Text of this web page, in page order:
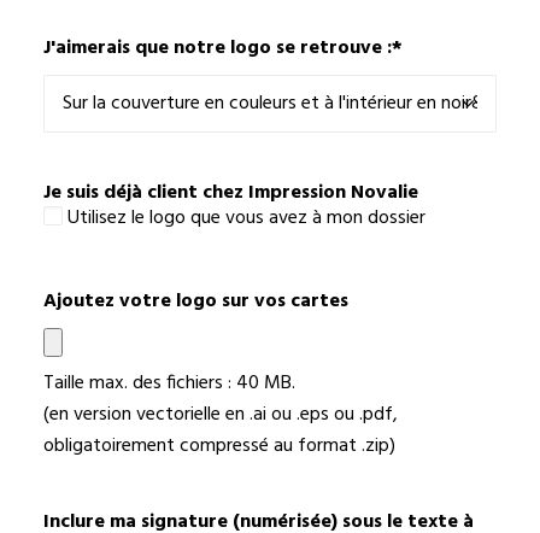
J'aimerais que notre logo se retrouve :*
Je suis déjà client chez Impression Novalie
Utilisez le logo que vous avez à mon dossier
Ajoutez votre logo sur vos cartes
Taille max. des fichiers : 40 MB.
(en version vectorielle en .ai ou .eps ou .pdf,
obligatoirement compressé au format .zip)
Inclure ma signature (numérisée) sous le texte à